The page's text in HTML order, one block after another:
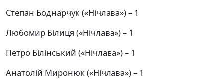
Степан Боднарчук («Нічлава») – 1
Любомир Білиця («Нічлава») – 1
Петро Білінський («Нічлава») – 1
Анатолій Миронюк («Нічлава») – 1